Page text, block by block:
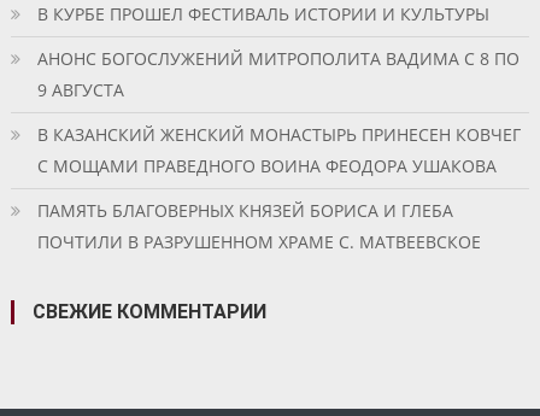
В КУРБЕ ПРОШЕЛ ФЕСТИВАЛЬ ИСТОРИИ И КУЛЬТУРЫ
АНОНС БОГОСЛУЖЕНИЙ МИТРОПОЛИТА ВАДИМА С 8 ПО
9 АВГУСТА
В КАЗАНСКИЙ ЖЕНСКИЙ МОНАСТЫРЬ ПРИНЕСЕН КОВЧЕГ
С МОЩАМИ ПРАВЕДНОГО ВОИНА ФЕОДОРА УШАКОВА
ПАМЯТЬ БЛАГОВЕРНЫХ КНЯЗЕЙ БОРИСА И ГЛЕБА
ПОЧТИЛИ В РАЗРУШЕННОМ ХРАМЕ С. МАТВЕЕВСКОЕ
СВЕЖИЕ КОММЕНТАРИИ